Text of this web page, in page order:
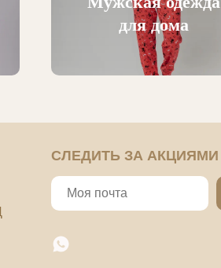
для дома
СЛЕДИТЬ ЗА АКЦИЯМИ